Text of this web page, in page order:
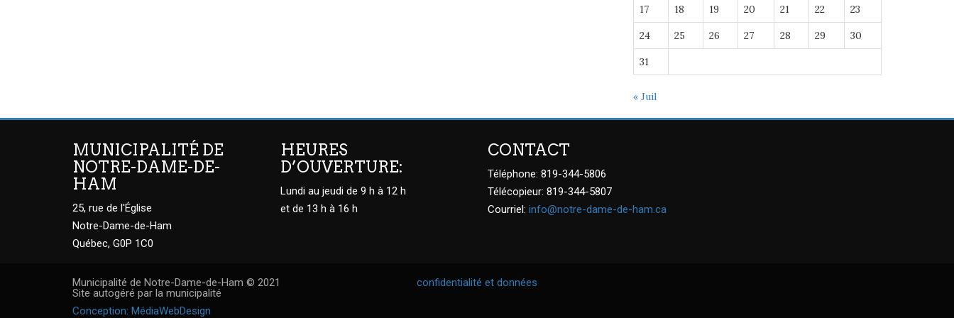
17 18 19 20 21 22 23
24 25 26 27 28 29 30
31
« Juil
MUNICIPALITÉ DE
NOTRE-DAME-DE-
HAM
25, rue de l'Église
Notre-Dame-de-Ham
Québec, G0P 1C0
HEURES
D’OUVERTURE:
Lundi au jeudi de 9 h à 12 h
et de 13 h à 16 h
CONTACT
Téléphone: 819-344-5806
Télécopieur: 819-344-5807
Courriel: info@notre-dame-de-ham.ca
Municipalité de Notre-Dame-de-Ham © 2021
Site autogéré par la municipalité
Conception: MédiaWebDesign
confidentialité et données